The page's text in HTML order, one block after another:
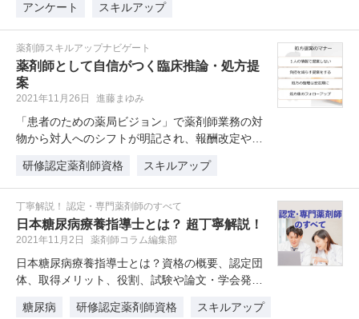
アンケート
スキルアップ
薬剤師スキルアップナビゲート
薬剤師として自信がつく臨床推論・処方提
案
2021年11月26日 進藤まゆみ
「患者のための薬局ビジョン」で薬剤師業務の対
物から対人へのシフトが明記され、報酬改定や薬
研修認定薬剤師資格
スキルアップ
丁寧解説！ 認定・専門薬剤師のすべて
日本糖尿病療養指導士とは？ 超丁寧解説！
2021年11月2日 薬剤師コラム編集部
日本糖尿病療養指導士とは？資格の概要、認定団
体、取得メリット、役割、試験や論文・学会発表
糖尿病
研修認定薬剤師資格 スキルアップ